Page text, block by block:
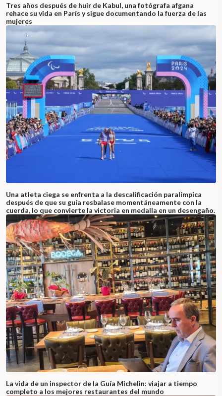
Tres años después de huir de Kabul, una fotógrafa afgana
rehace su vida en París y sigue documentando la fuerza de las
mujeres
Una atleta ciega se enfrenta a la descalificación paralímpica
después de que su guía resbalase momentáneamente con la
cuerda, lo que convierte la victoria en medalla en un desengaño.
La vida de un inspector de la Guía Michelin: viajar a tiempo
completo a los mejores restaurantes del mundo